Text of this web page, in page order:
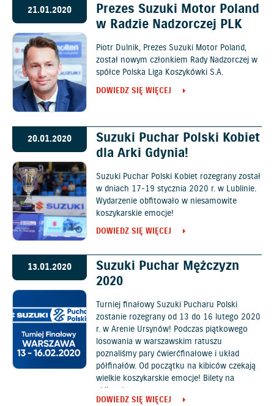
21.01.2020
Prezes Suzuki Motor Poland
w Radzie Nadzorczej PLK
Piotr Dulnik, Prezes Suzuki Motor Poland,
został nowym członkiem Rady Nadzorczej w
spółce Polska Liga Koszykówki S.A.
DOWIEDZ SIĘ WIĘCEJ
20.01.2020
Suzuki Puchar Polski Kobiet
dla Arki Gdynia!
Suzuki Puchar Polski Kobiet rozegrany został
w dniach 17-19 stycznia 2020 r. w Lublinie.
Wydarzenie obfitowało w niesamowite
koszykarskie emocje!
DOWIEDZ SIĘ WIĘCEJ
13.01.2020
Suzuki Puchar Mężczyzn
2020
Turniej finałowy Suzuki Pucharu Polski
zostanie rozegrany od 13 do 16 lutego 2020
r. w Arenie Ursynów! Podczas piątkowego
losowania w warszawskim ratuszu
poznaliśmy pary ćwierćfinałowe i układ
półfinałów. Od początku na kibiców czekają
wielkie koszykarskie emocje! Bilety na
abilet.pl
DOWIEDZ SIĘ WIĘCEJ